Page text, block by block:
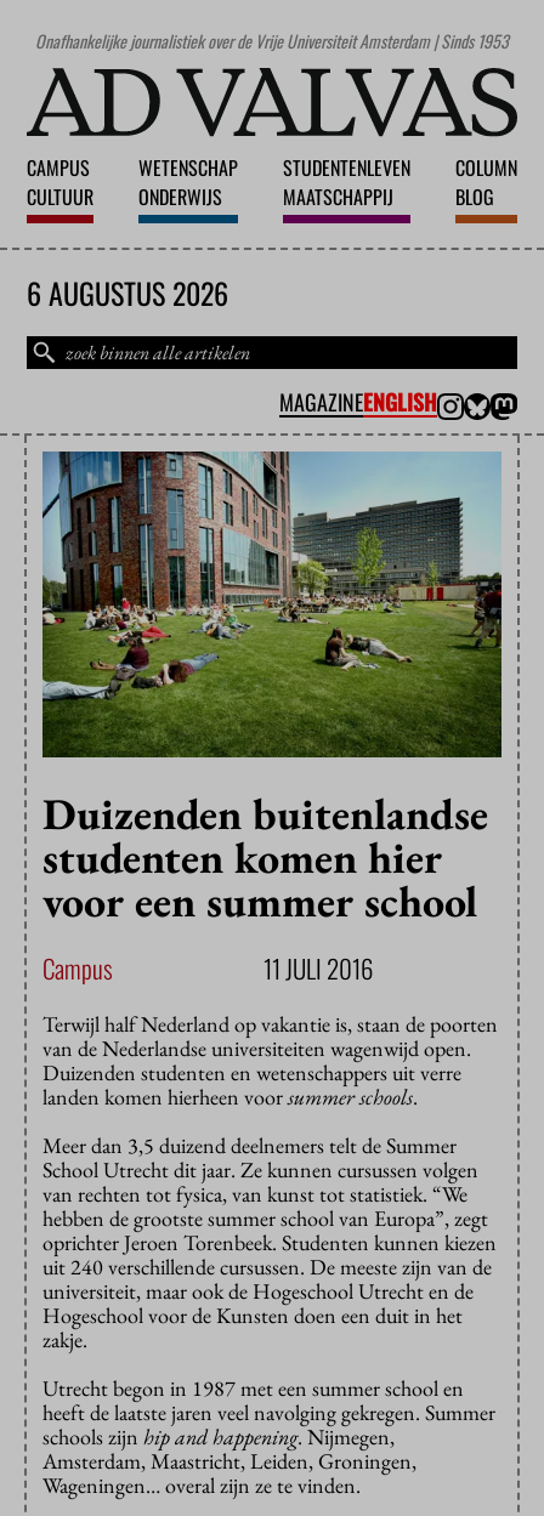
Onafhankelijke journalistiek over de Vrije Universiteit Amsterdam | Sinds 1953
CAMPUS
CULTUUR
WETENSCHAP
ONDERWIJS
STUDENTENLEVEN
MAATSCHAPPIJ
COLUMN
BLOG
6 AUGUSTUS 2026
MAGAZINEENGLISH
Duizenden buitenlandse
studenten komen hier
voor een summer school
Campus 11 JULI 2016
Terwijl half Nederland op vakantie is, staan de poorten
van de Nederlandse universiteiten wagenwijd open.
Duizenden studenten en wetenschappers uit verre
landen komen hierheen voorsummer schools.
Meer dan 3,5 duizend deelnemers telt de Summer
School Utrecht dit jaar. Ze kunnen cursussen volgen
van rechten tot fysica, van kunst tot statistiek. “We
hebben de grootste summer school van Europa”, zegt
oprichter Jeroen Torenbeek. Studenten kunnen kiezen
uit 240 verschillende cursussen. De meeste zijn van de
universiteit, maar ook de Hogeschool Utrecht en de
Hogeschool voor de Kunsten doen een duit in het
zakje.
Utrecht begon in 1987 met een summer school en
heeft de laatste jaren veel navolging gekregen. Summer
schools zijn hip and happening. Nijmegen,
Amsterdam, Maastricht, Leiden, Groningen,
Wageningen… overal zijn ze te vinden.